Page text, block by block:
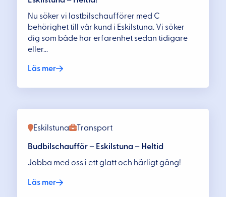
Nu söker vi lastbilschaufförer med C
behörighet till vår kund i Eskilstuna. Vi söker
dig som både har erfarenhet sedan tidigare
eller...
Läs mer
Transport
Eskilstuna
Budbilschaufför – Eskilstuna – Heltid
Jobba med oss i ett glatt och härligt gäng!
Läs mer